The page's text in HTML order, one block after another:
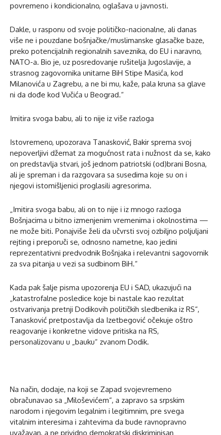
povremeno i kondicionalno, oglašava u javnosti.
Dakle, u rasponu od svoje političko-nacionalne, ali danas
više ne i pouzdane bošnjačke/muslimanske glasačke baze,
preko potencijalnih regionalnih saveznika, do EU i naravno,
NATO-a. Bio je, uz posredovanje rušitelja Jugoslavije, a
strasnog zagovornika unitarne BiH Stipe Masića, kod
Milanovića u Zagrebu, a ne bi mu, kaže, pala kruna sa glave
ni da dođe kod Vučića u Beograd.“
Imitira svoga babu, ali to nije iz više razloga
Istovremeno, upozorava Tanasković, Bakir sprema svoj
nepoverljivi džemat za mogućnost rata i nužnost da se, kako
on predstavlja stvari, još jednom patriotski (od)brani Bosna,
ali je spreman i da razgovara sa susedima koje su on i
njegovi istomišljenici proglasili agresorima.
„Imitira svoga babu, ali on to nije i iz mnogo razloga
Bošnjacima u bitno izmenjenim vremenima i okolnostima —
ne može biti. Ponajviše želi da učvrsti svoj ozbiljno poljuljani
rejting i preporuči se, odnosno nametne, kao jedini
reprezentativni predvodnik Bošnjaka i relevantni sagovornik
za sva pitanja u vezi sa sudbinom BiH.“
Kada pak šalje pisma upozorenja EU i SAD, ukazujući na
„katastrofalne posledice koje bi nastale kao rezultat
ostvarivanja pretnji Dodikovih političkih sledbenika iz RS“,
Tanasković pretpostavlja da Izetbegović očekuje oštro
reagovanje i konkretne vidove pritiska na RS,
personalizovanu u „bauku“ zvanom Dodik.
Na način, dodaje, na koji se Zapad svojevremeno
obračunavao sa „Miloševićem“, a zapravo sa srpskim
narodom i njegovim legalnim i legitimnim, pre svega
vitalnim interesima i zahtevima da bude ravnopravno
uvažavan, a ne prividno demokratski diskriminisan